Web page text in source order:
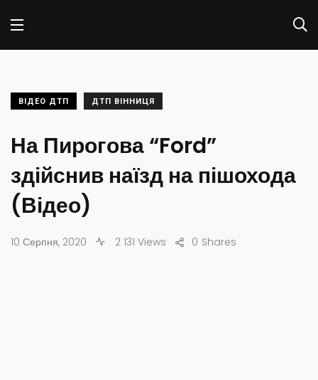
ВІДЕО ДТП ДТП ВІННИЦЯ
На Пирогова “Ford”
здійснив наїзд на пішохода
(Відео)
10 Серпня, 2020 2 131 Views Shares
0